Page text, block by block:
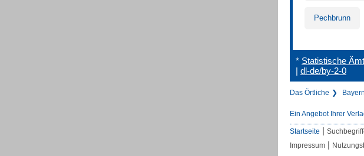
Pechbrunn
* Statistische
| dl-de/by-2-0
Das Örtliche Bayern
Ein Angebot Ihrer
Startseite |
Impressum |